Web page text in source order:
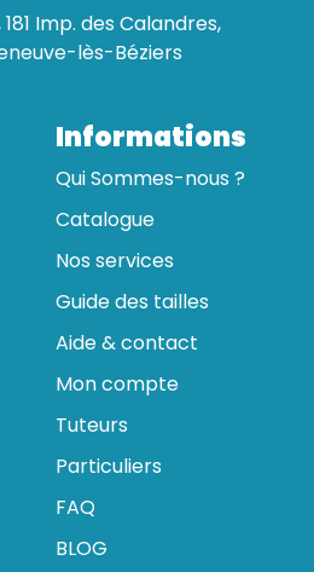
Imp. des Calandres,
lès-Béziers
Informations
Qui Sommes-nous ?
Catalogue
Nos services
Guide des tailles
Aide & contact
Mon compte
Tuteurs
Particuliers
FAQ
BLOG